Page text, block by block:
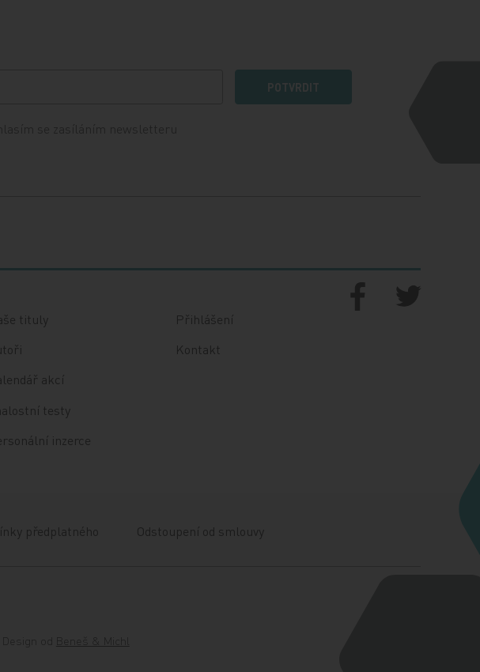
POTVRDIT
tituly
akcí
testy
inzerce
Přihlášení
Kontakt
předplatného Odstoupení od smlouvy
Beneš & Michl